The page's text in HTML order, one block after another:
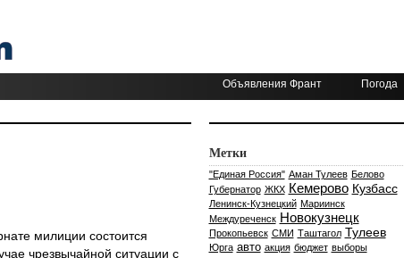
Объявления Франт Погода
милиции состоится
чрезвычайной ситуации с
Метки
"Единая Россия" Аман Тулеев Белово
Губернатор ЖКХ Кемерово Кузбасс
Ленинск-Кузнецкий Мариинск
Междуреченск Новокузнецк
Прокопьевск СМИ Таштагол Тулеев
Юрга авто акция бюджет выборы